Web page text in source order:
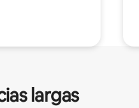
largas